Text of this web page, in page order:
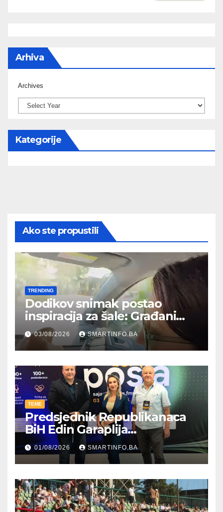
Arhiva
Archives
Kategorije
Ako ste propustili
TRENDING
Dodikov snimak postao
inspiracija za šale: Građani
kroz parodiju poslali poruku
03/08/2026 SMARTINFO.BA
TEME
Predsjednik Republikanaca
BiH Edin Garaplija
prisustvovao prezentaciji
Federalnog sajma
zapošljavanja
01/08/2026 SMARTINFO.BA